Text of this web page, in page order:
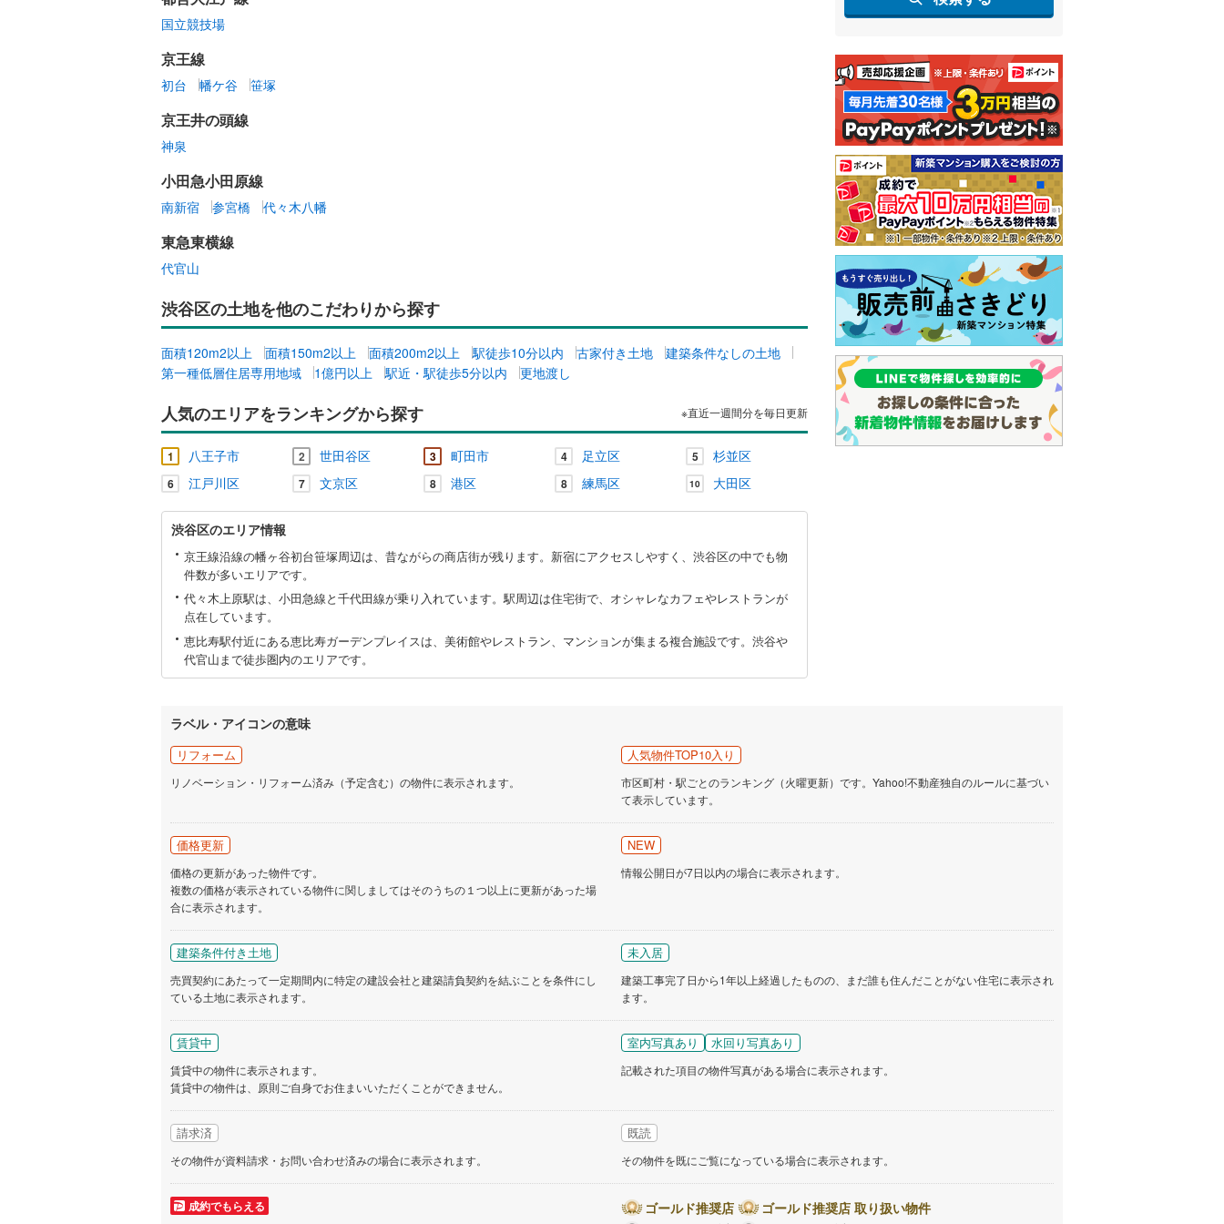
国立競技場
京王線
初台 幡ケ谷 笹塚
京王井の頭線
神泉
小田急小田原線
南新宿 参宮橋 代々木八幡
東急東横線
代官山
渋谷区の土地を他のこだわりから探す
面積120m2以上 面積150m2以上 面積200m2以上 駅徒歩10分以内 古家付き土地
建築条件なしの土地
第一種低層住居専用地域
1億円以上 駅近・駅徒歩5分以内 更地渡し
人気のエリアをランキングから探す ※直近一週間分を毎日更新
1 八王子市 2 世田谷区 3 町田市 4 足立区 5 杉並区
6 江戸川区 7 文京区 8 港区 8 練馬区 10 大田区
渋
谷
区
情
渋谷区のエリア情報
京王線沿線の幡ヶ谷初台笹塚周辺は、昔ながらの商店街が残ります。新宿にアクセスしやすく、渋谷区の中でも物
件数が多いエリアです。
代々木上原駅は、小田急線と千代田線が乗り入れています。駅周辺は住宅街で、オシャレなカフェやレストランが
点在しています。
恵比寿駅付近にある恵比寿ガーデンプレイスは、美術館やレストラン、マンションが集まる複合施設です。渋谷や
代官山まで徒歩圏内のエリアです。
ラベル・アイコンの意味
リフォーム
リノベーション・リフォーム済み（予定含む）の物件に表示されます。
人気物件TOP10入り
市区町村・駅ごとのランキング（火曜更新）です。Yahoo!不動産独自のルールに基づい
て表示しています。
価格更新
価格の更新があった物件です。
複数の価格が表示されている物件に関しましてはそのうちの１つ以上に更新があった場
合に表示されます。
NEW
情報公開日が7日以内の場合に表示されます。
建築条件付き土地
売買契約にあたって一定期間内に特定の建設会社と建築請負契約を結ぶことを条件にし
ている土地に表示されます。
未入居
建築工事完了日から1年以上経過したものの、まだ誰も住んだことがない住宅に表示され
ます。
賃貸中
賃貸中の物件に表示されます。
賃貸中の物件は、原則ご自身でお住まいいただくことができません。
室内写真あり 水回り写真あり
記載された項目の物件写真がある場合に表示されます。
請求済
その物件が資料請求・お問い合わせ済みの場合に表示されます。
既読
その物件を既にご覧になっている場合に表示されます。
成約でもらえる ゴールド推奨店
ゴールド推奨店 取り扱い物件